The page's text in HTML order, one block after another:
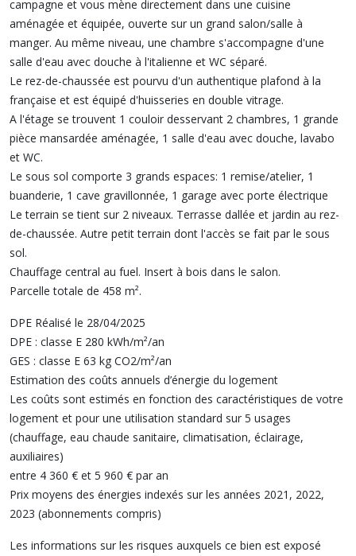
campagne et vous mène directement dans une cuisine
aménagée et équipée, ouverte sur un grand salon/salle à
manger. Au même niveau, une chambre s'accompagne d'une
salle d'eau avec douche à l'italienne et WC séparé.
Le rez-de-chaussée est pourvu d'un authentique plafond à la
française et est équipé d'huisseries en double vitrage.
A l'étage se trouvent 1 couloir desservant 2 chambres, 1 grande
pièce mansardée aménagée, 1 salle d'eau avec douche, lavabo
et WC.
Le sous sol comporte 3 grands espaces: 1 remise/atelier, 1
buanderie, 1 cave gravillonnée, 1 garage avec porte électrique
Le terrain se tient sur 2 niveaux. Terrasse dallée et jardin au rez-
de-chaussée. Autre petit terrain dont l'accès se fait par le sous
sol.
Chauffage central au fuel. Insert à bois dans le salon.
Parcelle totale de 458 m².
DPE Réalisé le 28/04/2025
DPE : classe E 280 kWh/m²/an
GES : classe E 63 kg CO2/m²/an
Estimation des coûts annuels d’énergie du logement
Les coûts sont estimés en fonction des caractéristiques de votre
logement et pour une utilisation standard sur 5 usages
(chauffage, eau chaude sanitaire, climatisation, éclairage,
auxiliaires)
entre 4 360 € et 5 960 € par an
Prix moyens des énergies indexés sur les années 2021, 2022,
2023 (abonnements compris)
Les informations sur les risques auxquels ce bien est exposé